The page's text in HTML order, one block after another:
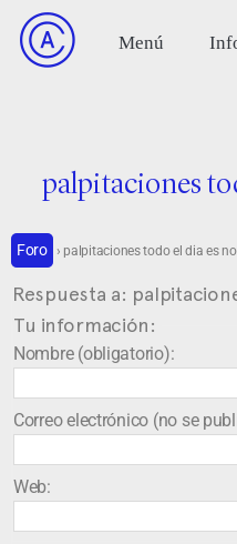
palpitaciones
Foro › palpitaciones todo el dia es
Respuesta a:
Tu información:
Nombre (obligatorio):
Correo electrónico (no se
Web: